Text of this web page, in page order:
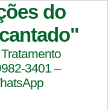
do
3401 –